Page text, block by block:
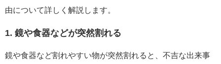
由について詳しく解説します。
1. 鏡や食器などが突然割れる
鏡や食器など割れやすい物が突然割れると、不吉な出来事